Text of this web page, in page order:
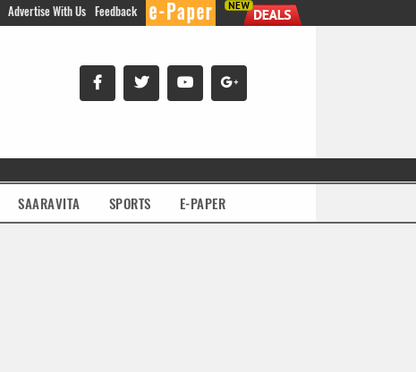
Advertise With Us Feedback
SAARAVITA SPORTS E-PAPER